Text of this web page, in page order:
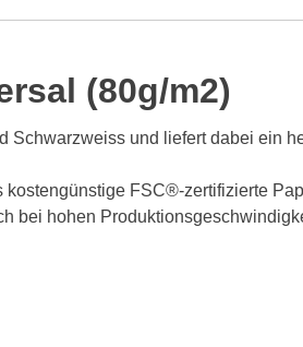
(80g/m2)
und liefert dabei ein
FSC®-zertifizierte
bei hohen